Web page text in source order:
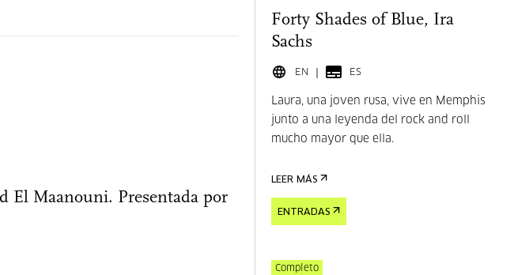
El Maanouni. Presentada por
Forty Shades of Blue, Ira
Sachs
EN ES
Laura, una joven rusa, vive en Memphis
junto a una leyenda del rock and roll
mucho mayor que ella.
LEER MÁS
ENTRADAS
Completo